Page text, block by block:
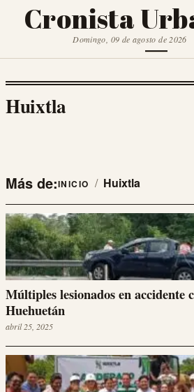
Cronista
Domingo, 09 de agosto de 2026
Huixtla
Más de:INICIO / Huixtla
Múltiples lesionados en
Huehuetán
abril 25, 2025